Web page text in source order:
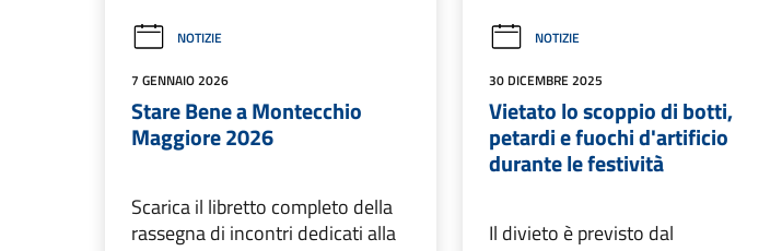
NOTIZIE
7 GENNAIO 2026
Stare Bene a Montecchio
Maggiore 2026
Scarica il libretto completo della
rassegna di incontri dedicati alla
NOTIZIE
30 DICEMBRE 2025
Vietato lo scoppio di botti,
petardi e fuochi d'artificio
durante le festività
Il divieto è previsto dal